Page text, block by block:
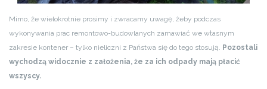
Mimo, że wielokrotnie prosimy i zwracamy uwagę, żeby podczas
wykonywania prac remontowo-budowlanych zamawiać we własnym
zakresie kontener – tylko nieliczni z Państwa się do tego stosują. Pozostali
wychodzą widocznie z założenia, że za ich odpady mają płacić
wszyscy.